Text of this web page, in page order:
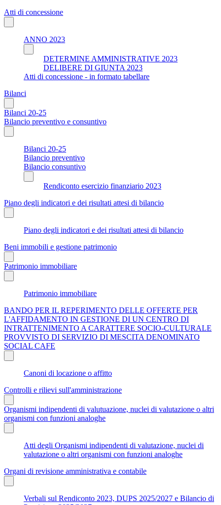
Atti di concessione
ANNO 2023
DETERMINE AMMINISTRATIVE 2023
DELIBERE DI GIUNTA 2023
Atti di concessione - in formato tabellare
Bilanci
Bilanci 20-25
Bilancio preventivo e consuntivo
Bilanci 20-25
Bilancio preventivo
Bilancio consuntivo
Rendiconto esercizio finanziario 2023
Piano degli indicatori e dei risultati attesi di bilancio
Piano degli indicatori e dei risultati attesi di bilancio
Beni immobili e gestione patrimonio
Patrimonio immobiliare
Patrimonio immobiliare
BANDO PER IL REPERIMENTO DELLE OFFERTE PER
L'AFFIDAMENTO IN GESTIONE DI UN CENTRO DI
INTRATTENIMENTO A CARATTERE SOCIO-CULTURALE
PROVVISTO DI SERVIZIO DI MESCITA DENOMINATO
SOCIAL CAFE
Canoni di locazione o affitto
Controlli e rilievi sull'amministrazione
Organismi indipendenti di valutuazione, nuclei di valutazione o altri
organismi con funzioni analoghe
Atti degli Organismi indipendenti di valutazione, nuclei di
valutazione o altri organismi con funzioni analoghe
Organi di revisione amministrativa e contabile
Verbali sul Rendiconto 2023, DUPS 2025/2027 e Bilancio di